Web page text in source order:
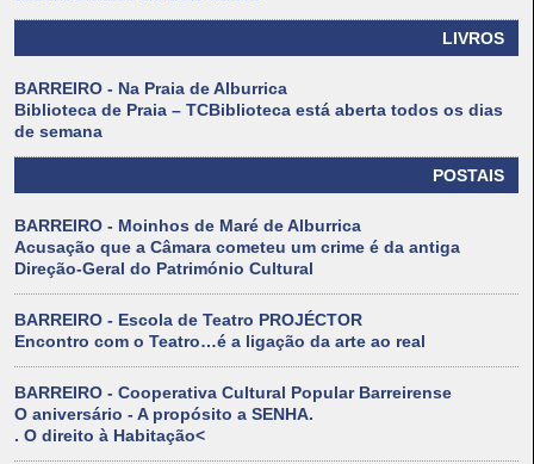
LIVROS
BARREIRO - Na Praia de Alburrica
Biblioteca de Praia – TCBiblioteca está aberta todos os dias
de semana
POSTAIS
BARREIRO - Moinhos de Maré de Alburrica
Acusação que a Câmara cometeu um crime é da antiga
Direção-Geral do Património Cultural
BARREIRO - Escola de Teatro PROJÉCTOR
Encontro com o Teatro…é a ligação da arte ao real
BARREIRO - Cooperativa Cultural Popular Barreirense
O aniversário - A propósito a SENHA.
. O direito à Habitação<